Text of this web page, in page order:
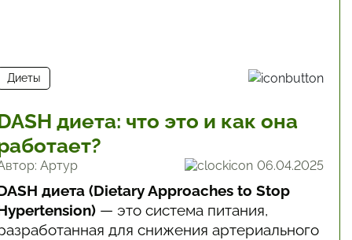
Диеты
диета: что это и как она
Артур 06.04.2025
диета (Dietary Approaches to Stop
— это система питания,
для снижения артериального